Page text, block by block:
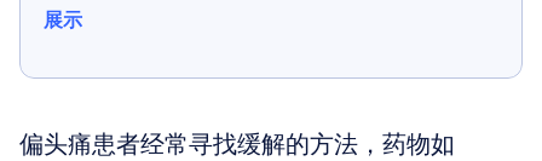
展示
偏头痛患者经常寻找缓解的方法，药物如